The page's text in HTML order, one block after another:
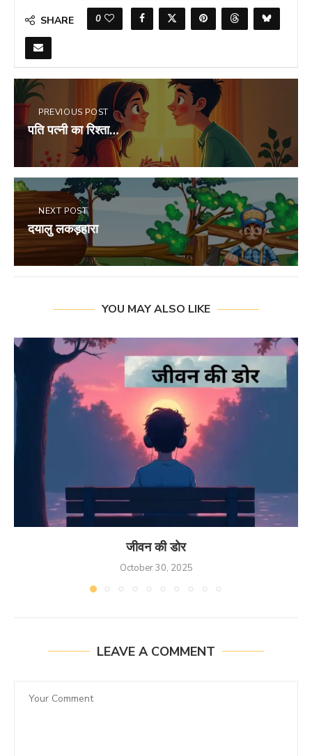
SHARE 0
PREVIOUS POST
पति पत्नी का रिश्ता…
NEXT POST
दयालु लकड़हारा
YOU MAY ALSO LIKE
जीवन की डोर
October 30, 2025
LEAVE A COMMENT